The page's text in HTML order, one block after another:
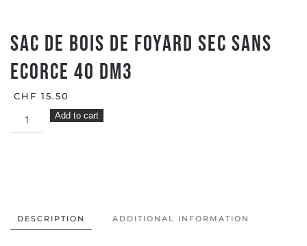
SAC DE BOIS DE FOYARD SEC SANS
ECORCE 40 DM3
CHF 15.50
SAC
DE
SANS
Add to cart
DESCRIPTION ADDITIONAL INFORMATION